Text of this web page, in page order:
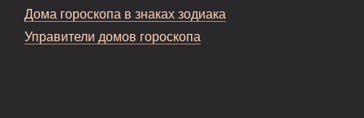
Дома гороскопа в знаках зодиака
Управители домов гороскопа